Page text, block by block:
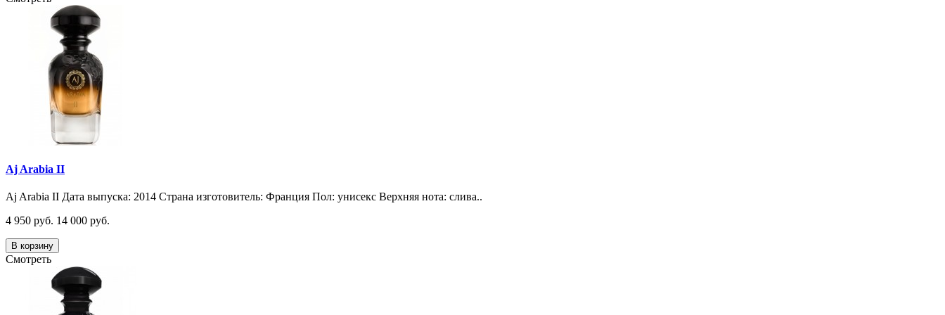
Aj Arabia II
Aj Arabia II Дата выпуска: 2014 Страна изготовитель: Франция Пол: унисекс Верхняя нота: слива..
4 950 руб. 14 000 руб.
В корзину
Смотреть